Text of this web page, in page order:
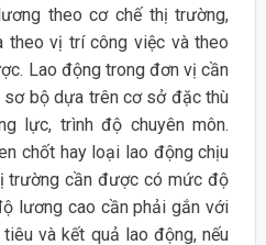
theo cơ chế thị trường,
theo vị trí công việc và theo
Lao động trong đơn vị cần
bộ dựa trên cơ sở đặc thù
lực, trình độ chuyên môn.
chốt hay loại lao động chịu
trường cần được có mức độ
lương cao cần phải gắn với
và kết quả lao động, nếu